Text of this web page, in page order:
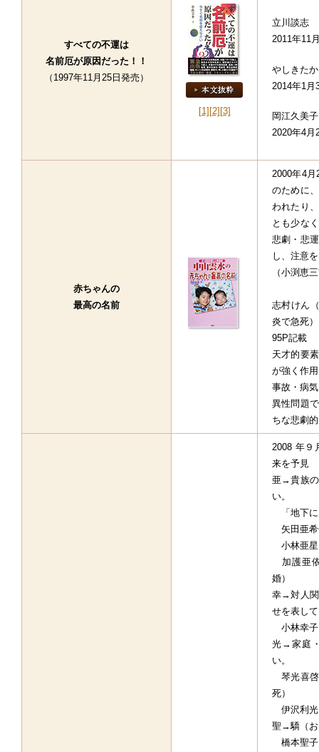
すべての不運は
名前厄が原因だった！！
（1997年11月25日発売）
[1] [2] [3]
立川談志
2011年11
やしきた
2014年1月
岡江久美子
2020年4月
赤ちゃんの
最高の名前
2000年4
のために
われたり
とも少な
悲劇・悲
し、注意
（小渕恵
志村けん
炎で急死）
95P記載
天才的要
が強く作
事故・病
異性問題
ちな悲劇
2008 年９
来を予見
亜→貴族の
い。
「地下に
矢田亜希
小林亜星
加護亜
婚）
幸→対人関
せを表し
小林幸子
光→家庭
い。
琴光喜啓
死）
伊沢利光
聖→驕（お
橋本聖子